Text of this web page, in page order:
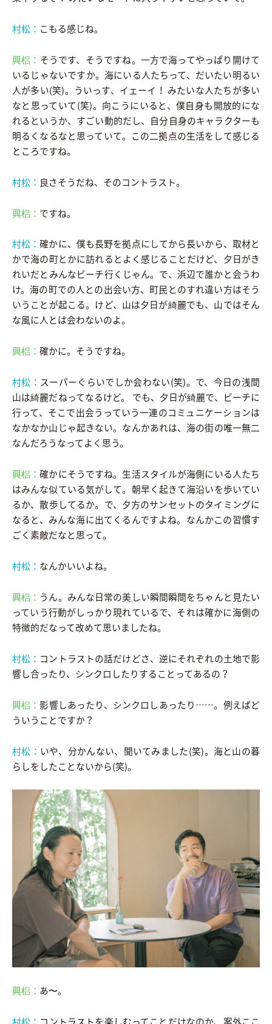
村松： こもる感じね。
興梠： そうです、そうですね。一方で海ってやっぱり開けて
いるじゃないですか。海にいる人たちって、だいたい明るい
人が多い(笑)。ういっす、イェーイ！ みたいな人たちが多い
なと思っていて(笑)。向こうにいると、僕自身も開放的にな
れるというか、すごい動的だし、自分自身のキャラクターも
明るくなるなと思っていて。この二拠点の生活をして感じる
ところですね。
村松： 良さそうだね、そのコントラスト。
興梠： ですね。
村松：確かに、僕も長野を拠点にしてから長いから、取材と
かで海の町とかに訪れるとよく感じることだけど、夕日がき
れいだとみんなビーチ行くじゃん。で、浜辺で誰かと会うわ
け。海の町での人との出会い方、町民とのすれ違い方はそう
いうことが起こる。けど、山は夕日が綺麗でも、山ではそん
な風に人とは会わないのよ。
興梠： 確かに。そうですね。
村松： スーパーぐらいでしか会わない(笑)。で、今日の浅間
山は綺麗だねってなるけど。 でも、夕日が綺麗で、ビーチに
行って、そこで出会うっていう一連のコミュニケーションは
なかなか山じゃ起きない。なんかあれは、海の街の唯一無二
なんだろうなってよく思う。
興梠：確かにそうですね。生活スタイルが海側にいる人たち
はみんな似ている気がして。朝早く起きて海沿いを歩いてい
るか、散歩してるか。で、夕方のサンセットのタイミングに
なると、みんな海に出てくるんですよね。なんかこの習慣す
ごく素敵だなと思って。
村松： なんかいいよね。
興梠： うん。みんな日常の美しい瞬間瞬間をちゃんと見たい
っていう行動がしっかり現れているで、それは確かに海側の
特徴的だなって改めて思いましたね。
村松： コントラストの話だけどさ、逆にそれぞれの土地で影
響し合ったり、シンクロしたりすることってあるの？
興梠：影響しあったり、シンクロしあったり……。例えばど
ういうことですか？
村松： いや、分かんない、聞いてみました(笑)。海と山の暮
らしをしたことないから(笑)。
興梠： あ〜。
村松： コントラストを楽しむってことだけなのか、案外ここ